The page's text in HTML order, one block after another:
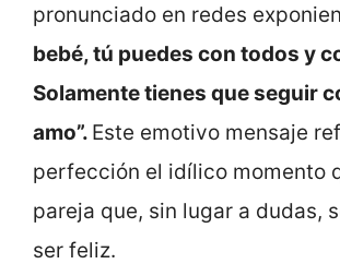
pronunciado en redes
bebé, tú puedes con todos y
Solamente tienes que seguir
amo”. Este emotivo mensaje
perfección el idílico momento
pareja que, sin lugar a dudas,
ser feliz.